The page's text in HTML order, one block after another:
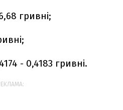
гривні;
- 0,4183 гривні.